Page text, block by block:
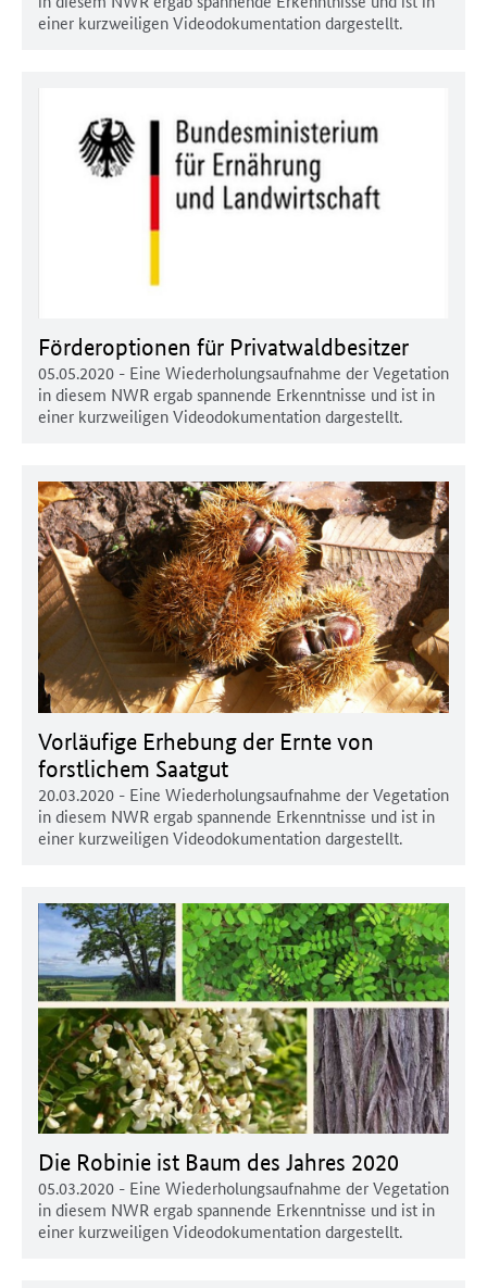
einer kurzweiligen Videodokumentation dargestellt.
Förderoptionen für Privatwaldbesitzer
05.05.2020 - Eine Wiederholungsaufnahme der Vegetation
in diesem NWR ergab spannende Erkenntnisse und ist in
einer kurzweiligen Videodokumentation dargestellt.
Vorläufige Erhebung der Ernte von
forstlichem Saatgut
20.03.2020 - Eine Wiederholungsaufnahme der Vegetation
in diesem NWR ergab spannende Erkenntnisse und ist in
einer kurzweiligen Videodokumentation dargestellt.
Die Robinie ist Baum des Jahres 2020
05.03.2020 - Eine Wiederholungsaufnahme der Vegetation
in diesem NWR ergab spannende Erkenntnisse und ist in
einer kurzweiligen Videodokumentation dargestellt.